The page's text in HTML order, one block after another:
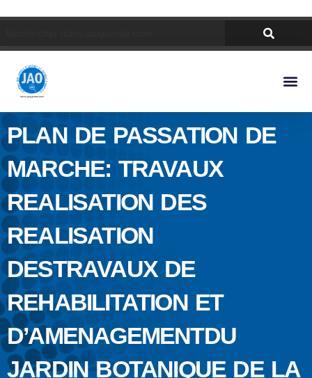
PLAN DE PASSATION DE
MARCHE: TRAVAUX
REALISATION DES
REALISATION
DESTRAVAUX DE
REHABILITATION ET
D’AMENAGEMENTDU
JARDIN BOTANIQUE DE LA